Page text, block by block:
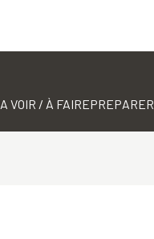
A VOIR / À FAIREPREPARER